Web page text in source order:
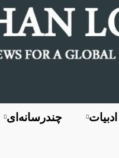
چندرسانه‌ای